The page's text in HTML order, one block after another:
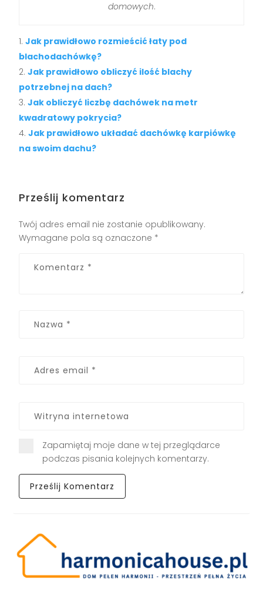
domowych.
Jak prawidłowo rozmieścić łaty pod
blachodachówkę?
Jak prawidłowo obliczyć ilość blachy
potrzebnej na dach?
Jak obliczyć liczbę dachówek na metr
kwadratowy pokrycia?
Jak prawidłowo układać dachówkę karpiówkę
na swoim dachu?
Prześlij komentarz
Twój adres email nie zostanie opublikowany.
Wymagane pola są oznaczone *
Zapamiętaj moje dane w tej przeglądarce
podczas pisania kolejnych komentarzy.